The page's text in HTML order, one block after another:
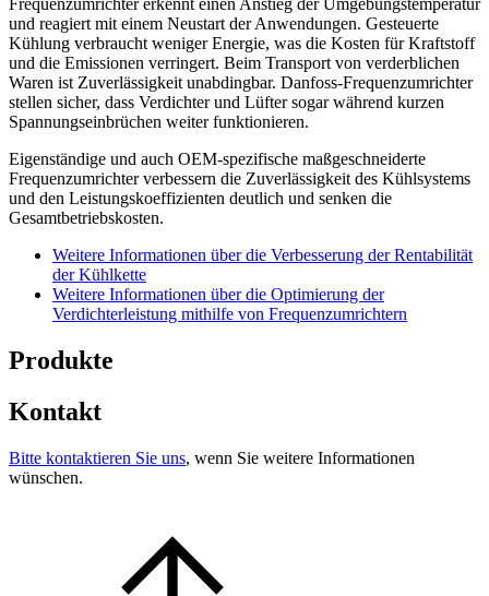
und reagiert mit einem Neustart der Anwendungen. Gesteuerte
Kühlung verbraucht weniger Energie, was die Kosten für Kraftstoff
und die Emissionen verringert. Beim Transport von verderblichen
Waren ist Zuverlässigkeit unabdingbar. Danfoss-Frequenzumrichter
stellen sicher, dass Verdichter und Lüfter sogar während kurzen
Spannungseinbrüchen weiter funktionieren.
Eigenständige und auch OEM-spezifische maßgeschneiderte
Frequenzumrichter verbessern die Zuverlässigkeit des Kühlsystems
und den Leistungskoeffizienten deutlich und senken die
Gesamtbetriebskosten.
Weitere Informationen über die Verbesserung der Rentabilität
der Kühlkette
Weitere Informationen über die Optimierung der
Verdichterleistung mithilfe von Frequenzumrichtern
Produkte
Kontakt
Bitte kontaktieren Sie uns, wenn Sie weitere Informationen
wünschen.